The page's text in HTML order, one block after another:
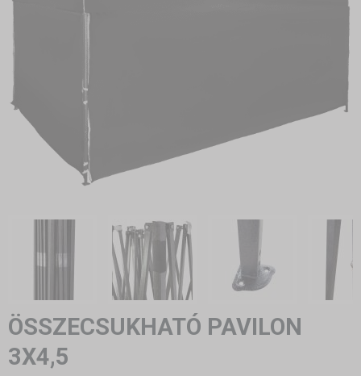
ÖSSZECSUKHATÓ PAVILON
3X4,5